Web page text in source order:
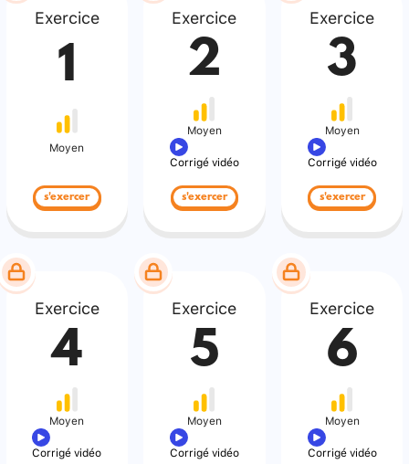
Exercice
1
Moyen
s'exercer
Exercice
2
Moyen
Corrigé vidéo
s'exercer
Exercice
3
Moyen
Corrigé vidéo
s'exercer
Exercice
4
Moyen
Corrigé vidéo
Exercice
5
Moyen
Corrigé vidéo
Exercice
6
Moyen
Corrigé vidéo